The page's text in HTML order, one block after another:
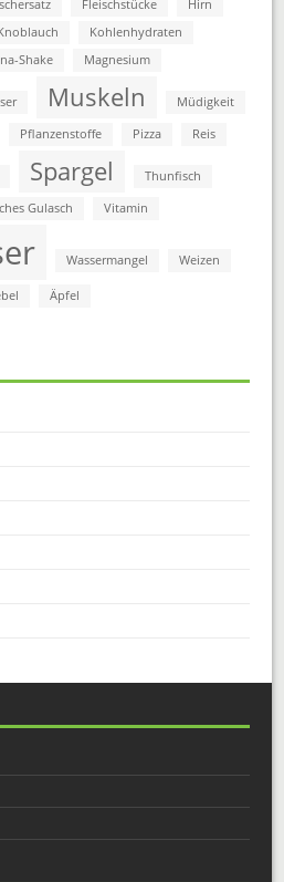
Fleischstücke
Hirn
Kohlenhydraten
Shake Magnesium
Muskeln Müdigkeit
Pflanzenstoffe Pizza Reis
Spargel Thunfisch
Gulasch Vitamin
Wassermangel Weizen
Äpfel